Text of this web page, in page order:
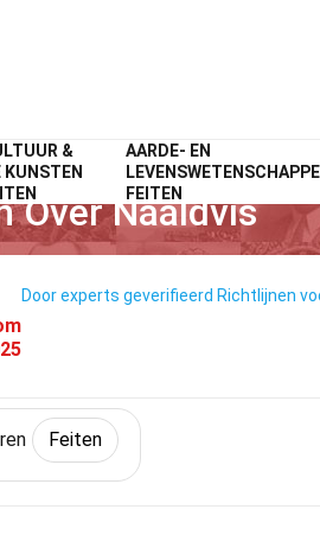
&
KUNSTEN
AARDE- EN
FEITEN
Feiten DierenFeiten
Over Naaldvis
Door experts geverifieerd Richtlijnen
Feiten